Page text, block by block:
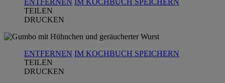
TEILEN
DRUCKEN
ENTFERNEN IM KOCHBUCH SPEICHERN
TEILEN
DRUCKEN